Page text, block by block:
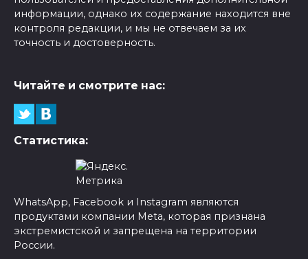
информации, однако их содержание находится вне
контроля редакции, и мы не отвечаем за их
точность и достоверность.
Читайте и смотрите нас:
Статистика:
WhatsApp, Facebook и Instagram являются
продуктами компании Meta, которая признана
экстремистской и запрещена на территории
России.